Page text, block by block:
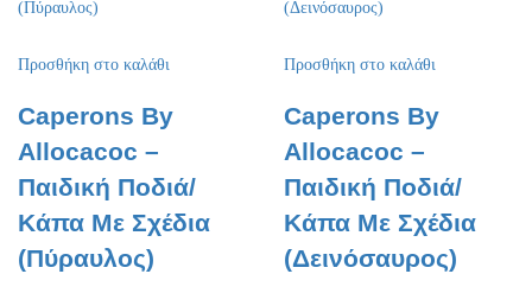
Προσθήκη στο καλάθι
Caperons By
Allocacoc –
Παιδική Ποδιά/
Κάπα Με Σχέδια
(Πύραυλος)
Προσθήκη στο καλάθι
Caperons By
Allocacoc –
Παιδική Ποδιά/
Κάπα Με Σχέδια
(Δεινόσαυρος)